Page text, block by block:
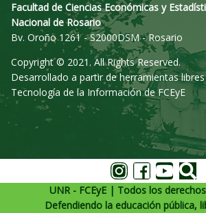
Facultad de Ciencias Económicas y
Nacional de Rosario
Bv. Oroño 1261 - S2000DSM - Rosario
Copyright © 2021. All Rights Reserved.
Desarrollado a partir de herramientas
Tecnología de la Información de FCEyE
UNR - FCEyE | Todos los
Defendiendo la educación pública,